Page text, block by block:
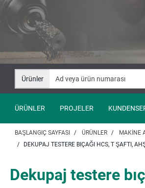
İçeriğe
Navigasyona
Ürünler
ÜRÜNLER PROJELER
BAŞLANGIÇ SAYFASI ÜRÜNLER MAKINE
DEKUPAJ TESTERE BIÇAĞI HCS, T ŞAFTI,
Dekupaj testere